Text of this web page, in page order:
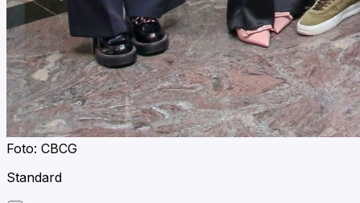
Foto: CBCG
Standard